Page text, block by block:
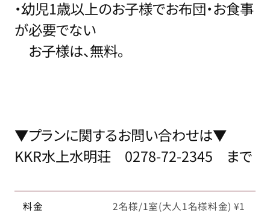
・幼児1歳以上のお子様でお布団・お食事
が必要でない
お子様は、無料。
▼プランに関するお問い合わせは▼
KKR水上水明荘 0278-72-2345 まで
料金
2名様/1室(大人1名様料金) ¥1